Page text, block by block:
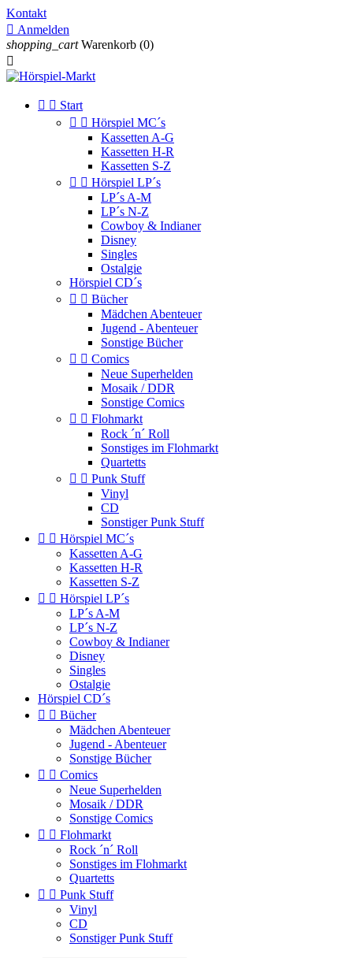
Kontakt
 Anmelden
shopping_cart Warenkorb (0)

  Start
  Hörspiel MC´s
Kassetten A-G
Kassetten H-R
Kassetten S-Z
  Hörspiel LP´s
LP´s A-M
LP´s N-Z
Cowboy & Indianer
Disney
Singles
Ostalgie
Hörspiel CD´s
  Bücher
Mädchen Abenteuer
Jugend - Abenteuer
Sonstige Bücher
  Comics
Neue Superhelden
Mosaik / DDR
Sonstige Comics
  Flohmarkt
Rock ´n´ Roll
Sonstiges im Flohmarkt
Quartetts
  Punk Stuff
Vinyl
CD
Sonstiger Punk Stuff
  Hörspiel MC´s
Kassetten A-G
Kassetten H-R
Kassetten S-Z
  Hörspiel LP´s
LP´s A-M
LP´s N-Z
Cowboy & Indianer
Disney
Singles
Ostalgie
Hörspiel CD´s
  Bücher
Mädchen Abenteuer
Jugend - Abenteuer
Sonstige Bücher
  Comics
Neue Superhelden
Mosaik / DDR
Sonstige Comics
  Flohmarkt
Rock ´n´ Roll
Sonstiges im Flohmarkt
Quartetts
  Punk Stuff
Vinyl
CD
Sonstiger Punk Stuff